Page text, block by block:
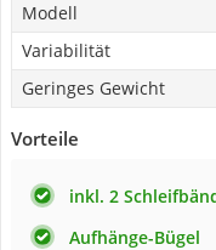
Modell
Variabilität
Geringes Gewicht
Vorteile
inkl. 2
Aufhänge-Bügel